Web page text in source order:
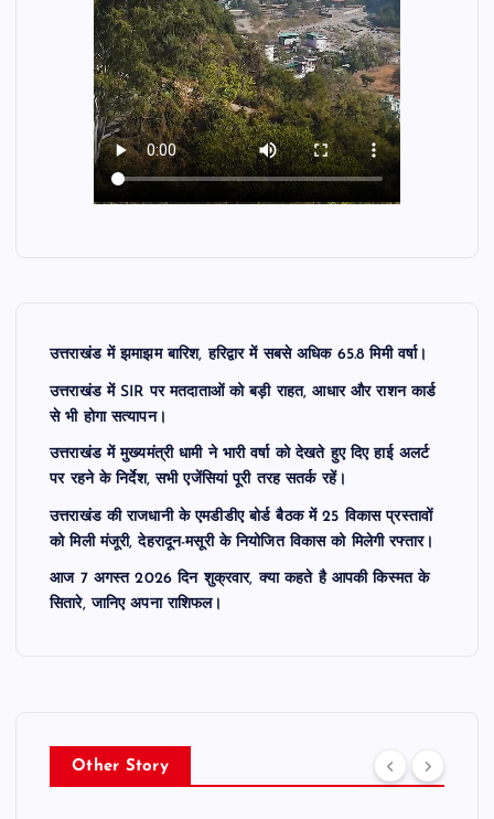
उत्तराखंड में झमाझम बारिश, हरिद्वार में सबसे अधिक 65.8 मिमी वर्षा।
उत्तराखंड में SIR पर मतदाताओं को बड़ी राहत, आधार और राशन कार्ड
से भी होगा सत्यापन।
उत्तराखंड में मुख्यमंत्री धामी ने भारी वर्षा को देखते हुए दिए हाई अलर्ट
पर रहने के निर्देश, सभी एजेंसियां पूरी तरह सतर्क रहें।
उत्तराखंड की राजधानी के एमडीडीए बोर्ड बैठक में 25 विकास प्रस्तावों
को मिली मंजूरी, देहरादून-मसूरी के नियोजित विकास को मिलेगी रफ्तार।
आज 7 अगस्त 2026 दिन शुक्रवार, क्या कहते है आपकी किस्मत के
सितारे, जानिए अपना राशिफल।
Other Story